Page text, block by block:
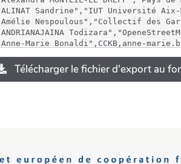
Sandrine","IUT Université
Nespoulous","Collectif des
Marie Bonaldi",CCKB,anne-
Gatien","cooptic
Gentils","Fabrique des
Pierre","GAL Plaines de
Télécharger le fichier d'export au